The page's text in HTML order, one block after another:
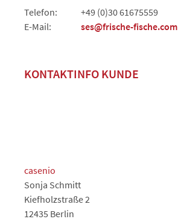
Telefon:
+49 (0)30 61675559
E-Mail:
ses@frische-fische.com
KONTAKTINFO KUNDE
casenio
Sonja Schmitt
Kiefholzstraße 2
12435 Berlin